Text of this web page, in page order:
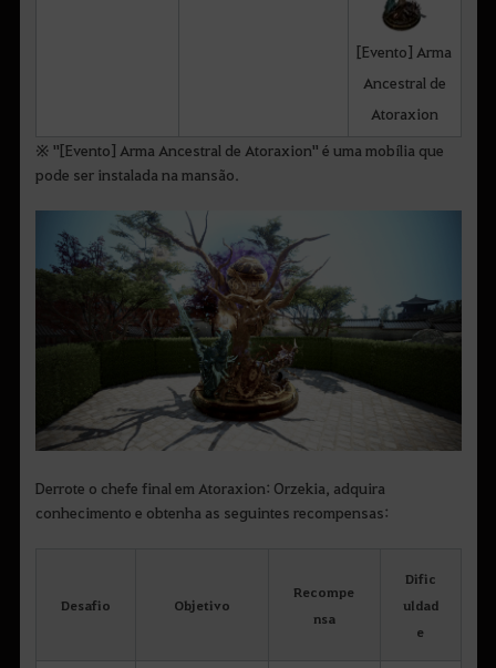
[Evento] Arma
Ancestral de
Atoraxion
※ "[Evento] Arma Ancestral de Atoraxion" é uma mobília que
pode ser instalada na mansão.
Derrote o chefe final em Atoraxion: Orzekia, adquira
conhecimento e obtenha as seguintes recompensas:
Desafio Objetivo
Recompe
nsa
Dific
uldad
e